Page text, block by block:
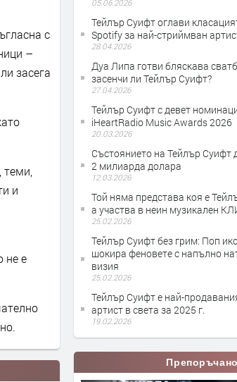
с
–
засега
и
не е
05.06.2026
Тейлър Суифт оглави
Spotify за най-стриймван
28.04.2026
Дуа Липа готви бляскава
засенчи ли Тейлър Суифт?
27.04.2026
Тейлър Суифт с девет
iHeartRadio Music Awards 2026
20.03.2026
Състоянието на Тейлър Суифт
2 милиарда долара
12.03.2026
Той няма представа коя е
а участва в неин музикален
25.02.2026
Тейлър Суифт без грим: Поп
шокира феновете с напълно
визия
25.02.2026
Тейлър Суифт е най-
артист в света за 2025 г.
19.02.2026